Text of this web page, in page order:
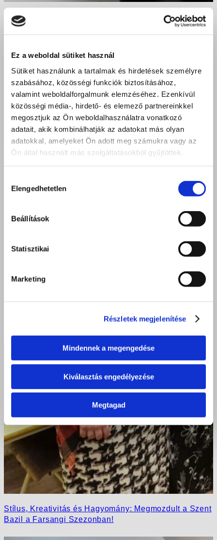
Ez a weboldal sütiket használ
Sütiket használunk a tartalmak és hirdetések személyre
szabásához, közösségi funkciók biztosításához,
valamint weboldalforgalmunk elemzéséhez. Ezenkívül
közösségi média-, hirdető- és elemező partnereinkkel
megosztjuk az Ön weboldalhasználatra vonatkozó
adatait, akik kombinálhatják az adatokat más olyan
adatokkal, amelyeket Ön adott meg számukra vagy az
Ön által használt más szolgáltatásokból gyűjtöttek.
kiválasztása
Elengedhetetlen
Beállítások
Statisztikai
Marketing
Részletek megjelenítése
Mindennek a megengedése
Kiválasztás engedélyezése
Megtagad
Kisvárdai elegancia és összefogás – nagy sikerrel
rendezték meg a Szent Bazil Technikum jótékonysági
Stílus, Kreativitás és Hagyomány: Megmozdult a Szent
Bazil a Farsangi Szezonban!